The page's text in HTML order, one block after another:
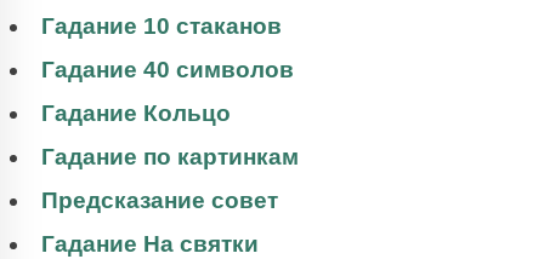
Гадание 10 стаканов
Гадание 40 символов
Гадание Кольцо
Гадание по картинкам
Предсказание совет
Гадание На святки